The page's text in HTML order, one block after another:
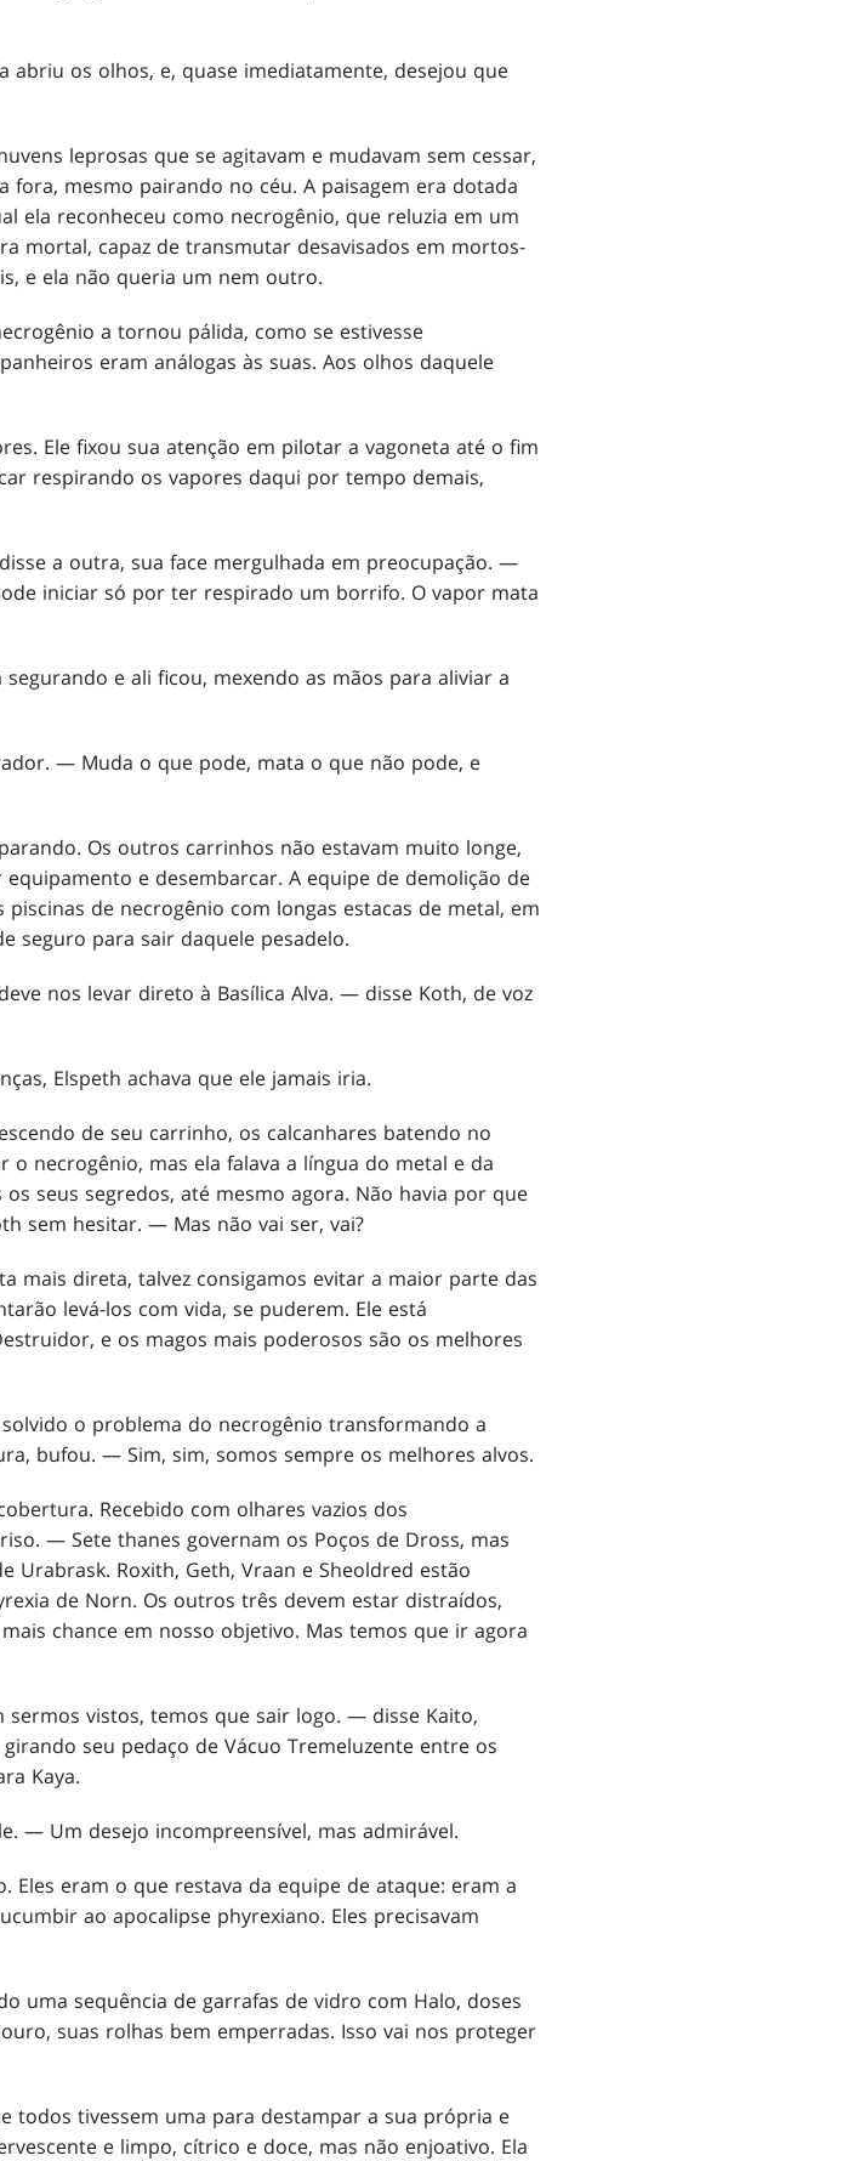
abriu os olhos, e, quase imediatamente, desejou que
leprosas que se agitavam e mudavam sem cessar,
mesmo pairando no céu. A paisagem era dotada
ela reconheceu como necrogênio, que reluzia em um
mortal, capaz de transmutar desavisados em mortos-
e ela não queria um nem outro.
a tornou pálida, como se estivesse
eram análogas às suas. Aos olhos daquele
Ele fixou sua atenção em pilotar a vagoneta até o fim
respirando os vapores daqui por tempo demais,
a outra, sua face mergulhada em preocupação. —
iniciar só por ter respirado um borrifo. O vapor mata
e ali ficou, mexendo as mãos para aliviar a
— Muda o que pode, mata o que não pode, e
Os outros carrinhos não estavam muito longe,
e desembarcar. A equipe de demolição de
de necrogênio com longas estacas de metal, em
seguro para sair daquele pesadelo.
nos levar direto à Basílica Alva. — disse Koth, de voz
Elspeth achava que ele jamais iria.
de seu carrinho, os calcanhares batendo no
o necrogênio, mas ela falava a língua do metal e da
seus segredos, até mesmo agora. Não havia por que
sem hesitar. — Mas não vai ser, vai?
direta, talvez consigamos evitar a maior parte das
levá-los com vida, se puderem. Ele está
e os magos mais poderosos são os melhores
o problema do necrogênio transformando a
bufou. — Sim, sim, somos sempre os melhores alvos.
Recebido com olhares vazios dos
— Sete thanes governam os Poços de Dross, mas
Roxith, Geth, Vraan e Sheoldred estão
de Norn. Os outros três devem estar distraídos,
chance em nosso objetivo. Mas temos que ir agora
vistos, temos que sair logo. — disse Kaito,
seu pedaço de Vácuo Tremeluzente entre os
Kaya.
— Um desejo incompreensível, mas admirável.
Eles eram o que restava da equipe de ataque: eram a
ao apocalipse phyrexiano. Eles precisavam
uma sequência de garrafas de vidro com Halo, doses
suas rolhas bem emperradas. Isso vai nos proteger
todos tivessem uma para destampar a sua própria e
e limpo, cítrico e doce, mas não enjoativo. Ela